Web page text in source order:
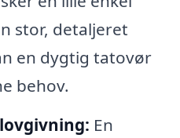
stor, detaljeret
en dygtig tatovør
behov.
En